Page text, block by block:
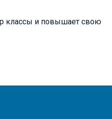
классы и повышает свою